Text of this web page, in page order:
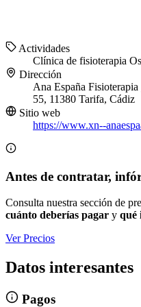
Actividades
Clínica de fisioterapia
Dirección
Ana España
55, 11380 Tarifa, Cádiz
Sitio web
https://www.xn--
Antes de contratar,
Consulta nuestra sección de
cuánto deberías pagar y qué
Ver Precios
Datos interesantes
Pagos